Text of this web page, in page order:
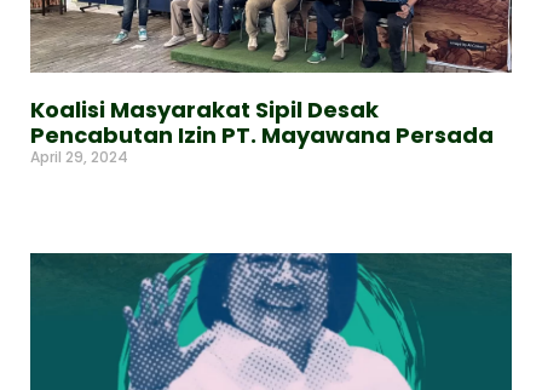
Koalisi Masyarakat Sipil Desak
Pencabutan Izin PT. Mayawana Persada
April 29, 2024